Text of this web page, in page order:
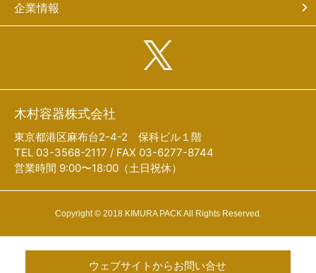
企業情報
木村容器株式会社
東京都港区麻布台2-4-2 保科ビル１階
TEL 03-3568-2117 / FAX 03-6277-8744
営業時間 9:00〜18:00（土日祝休）
Copyright © 2018 KIMURA PACK All Rights Reserved.
ウェブサイトからお問い合せ